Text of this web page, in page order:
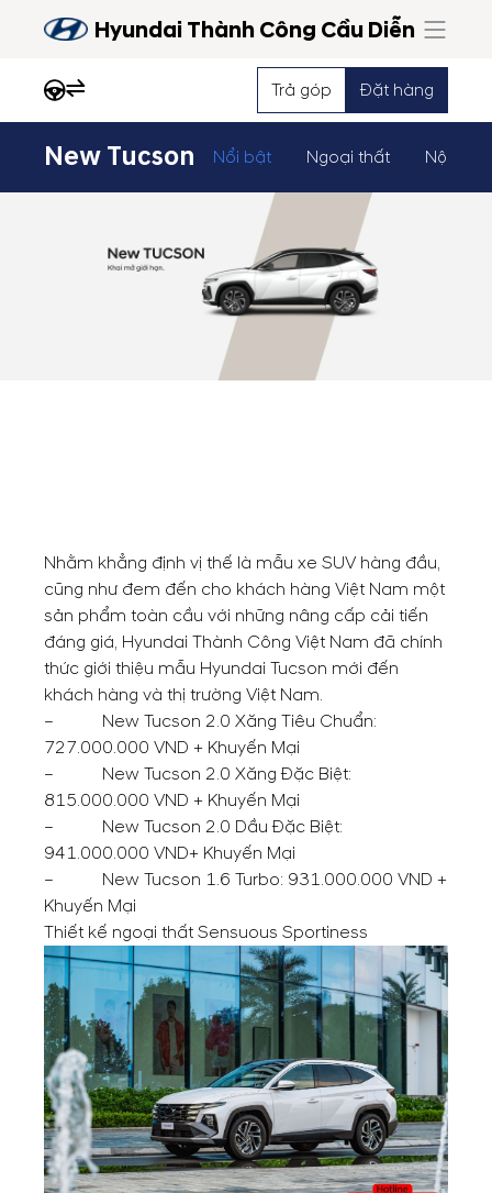
Hyundai Thành Công Cầu Diễn
Trả góp Đặt hàng
New Tucson Nổi bật Ngoại thất Nội thất
Nhằm khẳng định vị thế là mẫu xe SUV hàng đầu,
cũng như đem đến cho khách hàng Việt Nam một
sản phẩm toàn cầu với những nâng cấp cải tiến
đáng giá, Hyundai Thành Công Việt Nam đã chính
thức giới thiệu mẫu Hyundai Tucson mới đến
khách hàng và thị trường Việt Nam.
– New Tucson 2.0 Xăng Tiêu Chuẩn:
727.000.000 VND + Khuyến Mại
– New Tucson 2.0 Xăng Đặc Biệt:
815.000.000 VND + Khuyến Mại
– New Tucson 2.0 Dầu Đặc Biệt:
941.000.000 VND+ Khuyến Mại
– New Tucson 1.6 Turbo: 931.000.000 VND +
Khuyến Mại
Thiết kế ngoại thất Sensuous Sportiness